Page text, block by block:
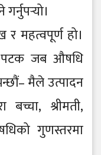
महत्वपूर्ण हो।
पटक जब औषधि
मैले उत्पादन
श्रीमती,
गुणस्तरमा